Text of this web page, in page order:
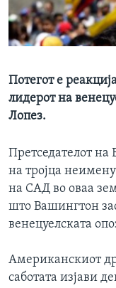
ИНТЕРВЈУА
Јазици
Потегот е
лидерот на
Лопез.
Претседателот на
на тројца
на САД во оваа
што Вашингтон
венецуелската
Американскиот
саботата изјави